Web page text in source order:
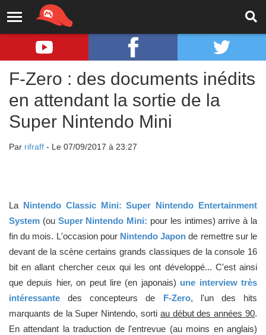
F-Zero : des documents inédits
en attendant la sortie de la
Super Nintendo Mini
Par rifraff - Le 07/09/2017 à 23:27
La Nintendo Classic Mini: Super Nintendo Entertainment
System (ou Super Nintendo Mini: pour les intimes) arrive à la
fin du mois. L'occasion pour Nintendo Japon de remettre sur le
devant de la scène certains grands classiques de la console 16
bit en allant chercher ceux qui les ont développé... C'est ainsi
que depuis hier, on peut lire (en japonais) une interview très
intéressantedes concepteurs de F-Zero, l'un des hits
marquants de la Super Nintendo, sorti au début des années 90.
En attendant la traduction de l'entrevue (au moins en anglais)